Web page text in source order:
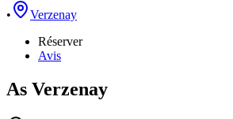
•
Verzenay
Réserver
Avis
As Verzenay